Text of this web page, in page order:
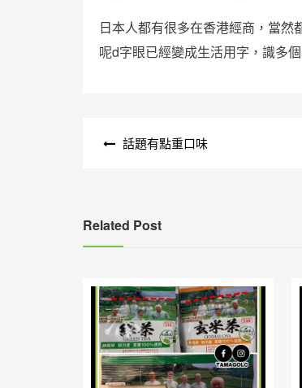
日本人都有很多在香港經商，當然
呢d字眼已經變成生活用字，識多
話題有點重口味
Related Post